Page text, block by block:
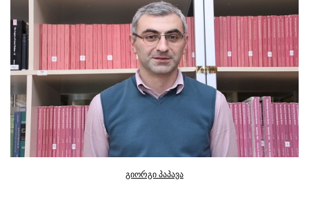
გიორგი პაპავა